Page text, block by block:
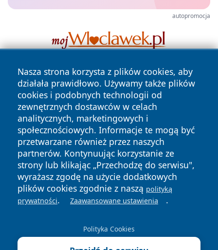
autopromocja
Nasza strona korzysta z plików cookies, aby
działała prawidłowo. Używamy także plików
cookies i podobnych technologii od
zewnętrznych dostawców w celach
analitycznych, marketingowych i
społecznościowych. Informacje te mogą być
przetwarzane również przez naszych
partnerów. Kontynuując korzystanie ze
strony lub klikając „Przechodzę do serwisu",
wyrażasz zgodę na użycie dodatkowych
plików cookies zgodnie z naszą polityką
prywatności. Zaawansowane ustawienia .
Polityka Cookies
Copyright © 2026 faktypoznan.pl Wszystkie prawa
zastrzeżone.
News Autorzy
Polityka
Prywatności
Polityka
Cookies